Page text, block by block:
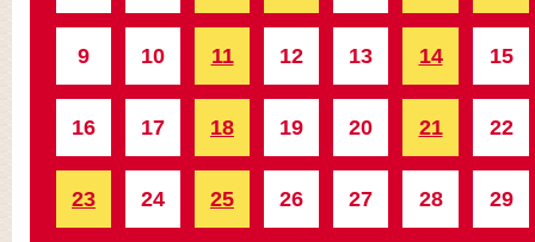
9 10 11 12 13 14 15
16 17 18 19 20 21 22
23 24 25 26 27 28 29